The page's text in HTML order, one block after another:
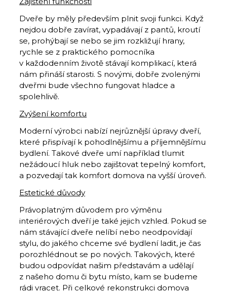
Dveře by měly především plnit svoji funkci. Když
nejdou dobře zavírat, vypadávají z pantů, kroutí
se, prohýbají se nebo se jim rozkližují hrany,
rychle se z praktického pomocníka
v každodenním životě stávají komplikací, která
nám přináší starosti. S novými, dobře zvolenými
dveřmi bude všechno fungovat hladce a
spolehlivě.
Zvýšení komfortu
Moderní výrobci nabízí nejrůznější úpravy dveří,
které přispívají k pohodlnějšímu a příjemnějšímu
bydlení. Takové dveře umí například tlumit
nežádoucí hluk nebo zajištovat tepelný komfort,
a pozvedají tak komfort domova na vyšší úroveň.
Estetické důvody
Právoplatným důvodem pro výměnu
interiérových dveří je také jejich vzhled. Pokud se
nám stávající dveře nelíbí nebo neodpovídají
stylu, do jakého chceme své bydlení ladit, je čas
porozhlédnout se po nových. Takových, které
budou odpovídat našim představám a udělají
z našeho domu či bytu místo, kam se budeme
rádi vracet. Při celkové rekonstrukci domova